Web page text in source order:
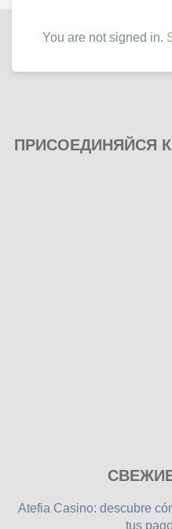
You are not signed in.
ПРИСОЕДИНЯЙСЯ
free
Atefia Casino: descubre
tus